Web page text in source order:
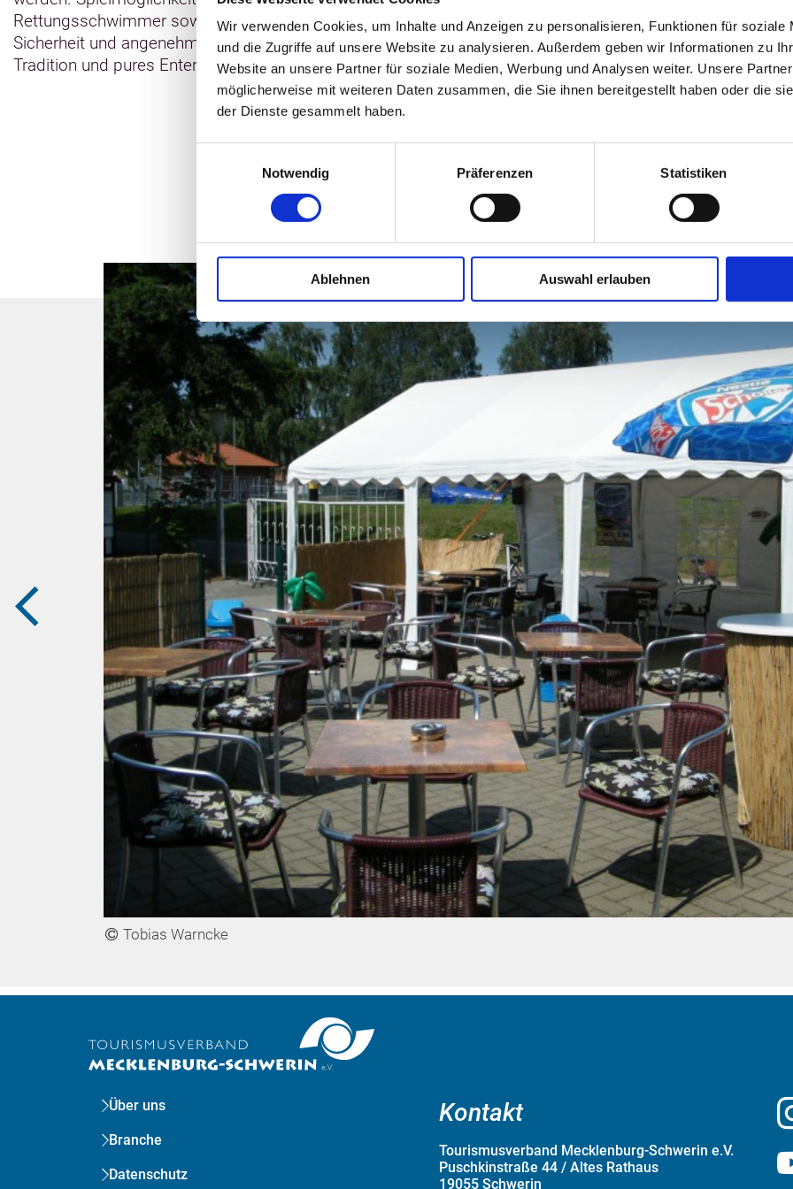
Wir verwenden Cookies, um Inhalte und Anzeigen zu personalisieren, Funktionen für soziale
und die Zugriffe auf unsere Website zu analysieren. Außerdem geben wir Informationen zu
Website an unsere Partner für soziale Medien, Werbung und Analysen weiter. Unsere
möglicherweise mit weiteren Daten zusammen, die Sie ihnen bereitgestellt haben oder die
der Dienste gesammelt haben.
Notwendig
Präferenzen Statistiken
Ablehnen Auswahl erlauben
Rettungsschwimmer sowie sanitäre Anlagen und Umkleiden sorgen für die nötige
Sicherheit und angenehmes Badevergnügen. Übrigens: Das alljährliche Neptunfest ist hier
Tradition und pures Entertainment!
Am
19372
zurück
Tobias Warncke
Über uns
Branche
Datenschutz
Kontakt
Tourismusverband Mecklenburg-Schwerin e.V.
Puschkinstraße 44 / Altes Rathaus
19055 Schwerin